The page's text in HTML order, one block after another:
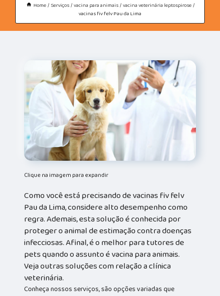
Home Serviços vacina para animais vacina veterinária leptospirose
vacinas fiv felv Pau da Lima
Clique na imagem para expandir
Como você está precisando de vacinas fiv felv
Pau da Lima, considere alto desempenho como
regra. Ademais, esta solução é conhecida por
proteger o animal de estimação contra doenças
infecciosas. Afinal, é o melhor para tutores de
pets quando o assunto é vacina para animais.
Veja outras soluções com relação a clínica
veterinária.
Conheça nossos serviços, são opções variadas que